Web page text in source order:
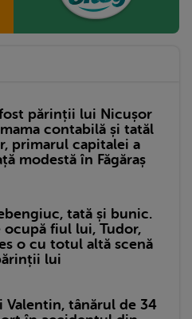
părinții lui Nicușor
contabilă și tatăl
primarul capitalei a
modestă în Făgăraș
tată și bunic.
ocupă fiul lui, Tudor,
o cu totul altă scenă
lui
Valentin, tânărul de 34